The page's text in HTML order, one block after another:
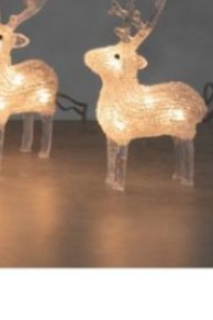
Joulu- ja kausivalot
Eläimet ja
tontut